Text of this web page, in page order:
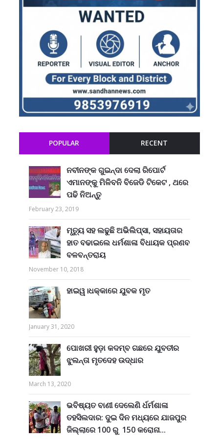
POPULAR RECENT
ନବୀନଙ୍କ ଗୁଇନ୍ଦା ଦେଲା ରିପୋର୍ଟ
ଏମାନଙ୍କୁ ମିଳିବନି ବିଜେଡି ଟିକେଟ , ଥରେ
ପଢି ନିଅନ୍ତୁ
February 23, 2019
ମୃତ୍ୟୁ ସହ ଲଢୁଛି ଅଭିଲିପ୍ସା, ସହାୟତାର
ହାତ ବଢାଇଲେ ଧର୍ମଶାଳା ବିଧାୟକ ପ୍ରଣବ
ବଳବନ୍ତରାୟ
November 10, 2018
ହାଇୱ।ଧକ୍କାରେ ଯୁବକ ମୃତ
January 31, 2020
ପୋଖରୀ ହୁଡ଼ା କଦମ୍ବ ଗଛରେ ଯୁବତୀର
ଝୁଲନ୍ତା ମୃତଦେହ ଉଦ୍ଧାର
March 13, 2020
ଭବିଷ୍ୟତ ବାଣୀ ଦେଲେଣି ର୍ଧର୍ମଶାଳା
ତହସିଲଦାର: ଦୁଇ ଦିନ ମଧ୍ୟରେ ଯାଜପୁର
ଜିଲ୍ଲାରେ 100 ରୁ 150 କରୋନା...